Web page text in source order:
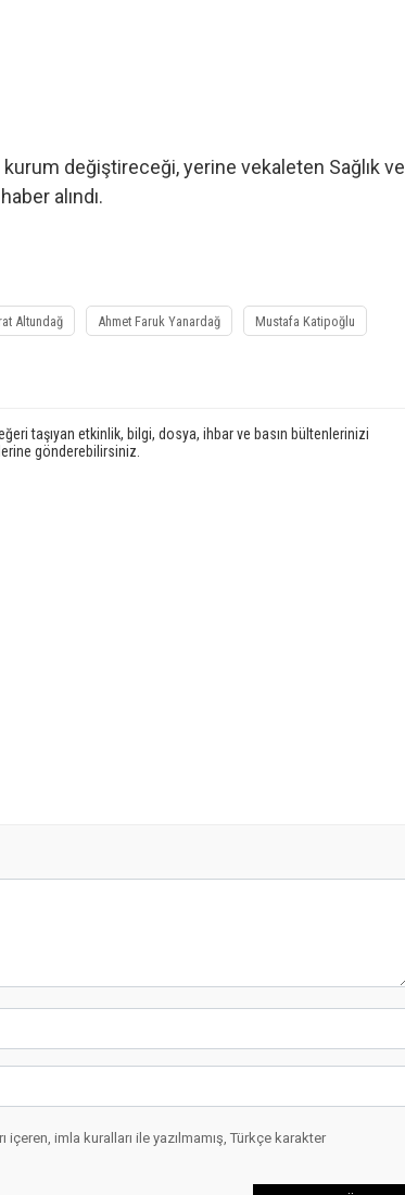
değiştireceği, yerine vekaleten Sağlık ve
alındı.
Altundağ Ahmet Faruk Yanardağ Mustafa Katipoğlu
taşıyan etkinlik, bilgi, dosya, ihbar ve basın bültenlerinizi
gönderebilirsiniz.
imla kuralları ile yazılmamış, Türkçe karakter